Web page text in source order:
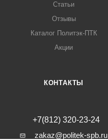
Статьи
Отзывы
Каталог Политэк-ПТК
Акции
КОНТАКТЫ
+7(812) 320-23-24
zakaz@politek-spb.ru